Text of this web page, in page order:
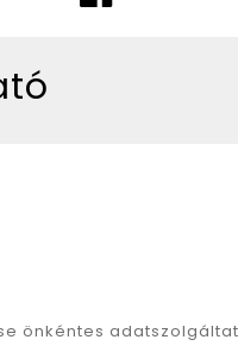
önkéntes